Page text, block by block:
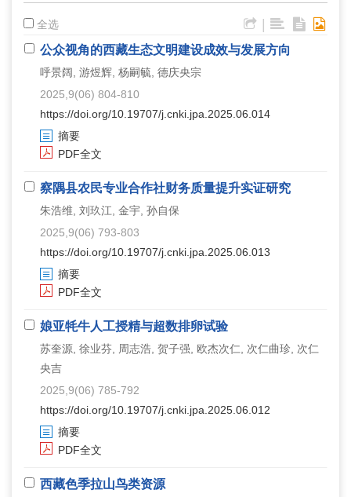
全选
公众视角的西藏生态文明建设成效与发展方向
呼景阔, 游煜辉, 杨嗣毓, 德庆央宗
2025,9(06) 804-810
https://doi.org/10.19707/j.cnki.jpa.2025.06.014
摘要
PDF全文
察隅县农民专业合作社财务质量提升实证研究
朱浩维, 刘玖江, 金宇, 孙自保
2025,9(06) 793-803
https://doi.org/10.19707/j.cnki.jpa.2025.06.013
摘要
PDF全文
娘亚牦牛人工授精与超数排卵试验
苏奎源, 徐业芬, 周志浩, 贺子强, 欧杰次仁, 次仁曲珍, 次仁
央吉
2025,9(06) 785-792
https://doi.org/10.19707/j.cnki.jpa.2025.06.012
摘要
PDF全文
西藏色季拉山鸟类资源